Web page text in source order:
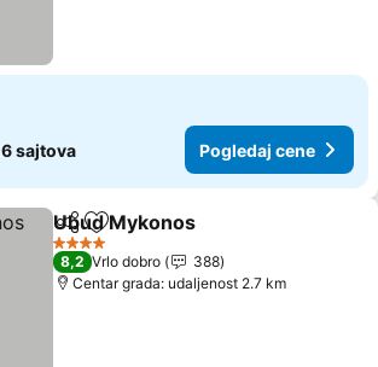
6 sajtova Pogledaj cene
Deli Dodati u favorite
Ubud Mykonos
4 Zvezdice
8,2 Vrlo dobro
388
Centar grada: udaljenost 2.7 km